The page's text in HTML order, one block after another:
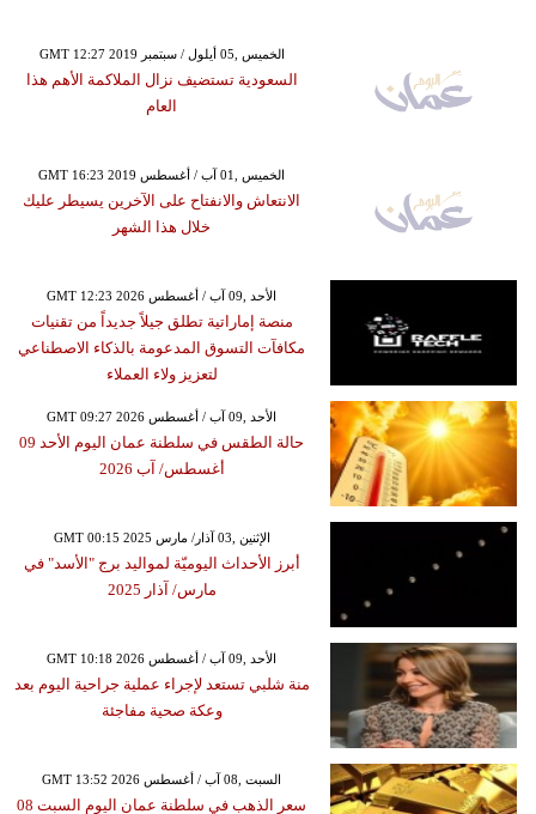
GMT 12:27 2019 الخميس ,05 أيلول / سبتمبر
السعودية تستضيف نزال الملاكمة الأهم هذا
العام
GMT 16:23 2019 الخميس ,01 آب / أغسطس
الانتعاش والانفتاح على الآخرين يسيطر عليك
خلال هذا الشهر
GMT 12:23 2026 الأحد ,09 آب / أغسطس
منصة إماراتية تطلق جيلاً جديداً من تقنيات
مكافآت التسوق المدعومة بالذكاء الاصطناعي
لتعزيز ولاء العملاء
GMT 09:27 2026 الأحد ,09 آب / أغسطس
حالة الطقس في سلطنة عمان اليوم الأحد 09
أغسطس/ آب 2026
GMT 00:15 2025 الإثنين ,03 آذار/ مارس
أبرز الأحداث اليوميّة لمواليد برج "الأسد" في
مارس/ آذار 2025
GMT 10:18 2026 الأحد ,09 آب / أغسطس
منة شلبي تستعد لإجراء عملية جراحية اليوم بعد
وعكة صحية مفاجئة
GMT 13:52 2026 السبت ,08 آب / أغسطس
سعر الذهب في سلطنة عمان اليوم السبت 08